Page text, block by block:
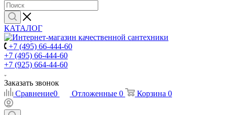
КАТАЛОГ
+7 (495) 66-444-60
+7 (495) 66-444-60
+7 (925) 664-44-60
Заказать звонок
Сравнение0 Отложенные 0 Корзина 0